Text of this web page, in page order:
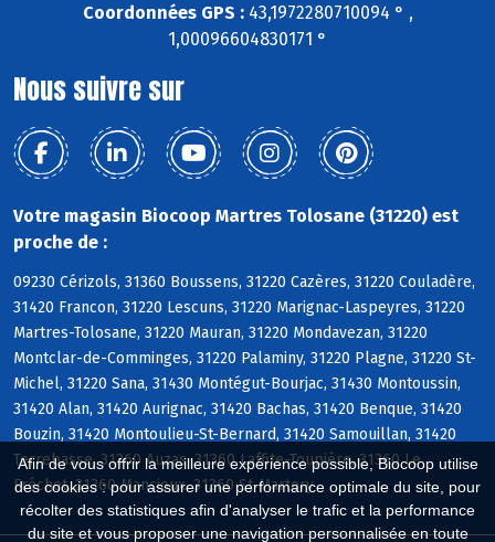
Afin de vous offrir la meilleure expérience possible, Biocoop utilise
des cookies : pour assurer une performance optimale du site, pour
récolter des statistiques afin d'analyser le trafic et la performance
du site et vous proposer une navigation personnalisée en toute
Coordonnées GPS :43,1972280710094 ° ,
1,00096604830171 °
Nous suivre sur
Votre magasin Biocoop Martres Tolosane (31220) est
proche de :
09230 Cérizols, 31360 Boussens, 31220 Cazères, 31220 Couladère,
31420 Francon, 31220 Lescuns, 31220 Marignac-Laspeyres, 31220
Martres-Tolosane, 31220 Mauran, 31220 Mondavezan, 31220
Montclar-de-Comminges, 31220 Palaminy, 31220 Plagne, 31220 St-
Michel, 31220 Sana, 31430 Montégut-Bourjac, 31430 Montoussin,
31420 Alan, 31420 Aurignac, 31420 Bachas, 31420 Benque, 31420
Bouzin, 31420 Montoulieu-St-Bernard, 31420 Samouillan, 31420
Terrebasse, 31360 Auzas, 31360 Laffite-Toupière, 31360 Le
Fréchet, 31360 Mancioux, 31360 St-Martory